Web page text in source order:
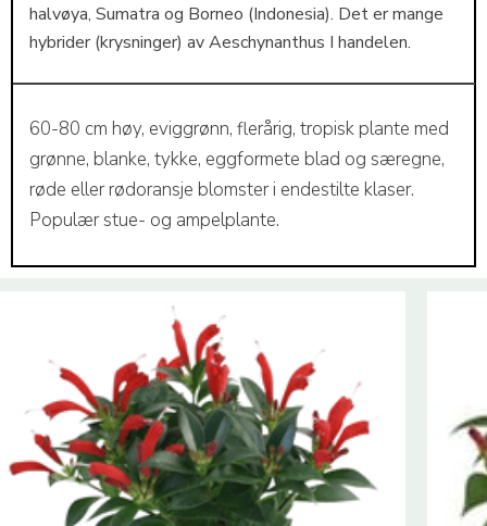
halvøya, Sumatra og Borneo (Indonesia). Det er mange
hybrider (krysninger) av Aeschynanthus I handelen.
60-80 cm høy, eviggrønn, flerårig, tropisk plante med
grønne, blanke, tykke, eggformete blad og særegne,
røde eller rødoransje blomster i endestilte klaser.
Populær stue- og ampelplante.